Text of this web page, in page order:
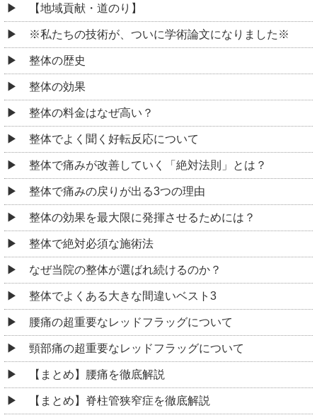
【地域貢献・道のり】
※私たちの技術が、ついに学術論文になりました※
整体の歴史
整体の効果
整体の料金はなぜ高い？
整体でよく聞く好転反応について
整体で痛みが改善していく「絶対法則」とは？
整体で痛みの戻りが出る3つの理由
整体の効果を最大限に発揮させるためには？
整体で絶対必須な施術法
なぜ当院の整体が選ばれ続けるのか？
整体でよくある大きな間違いベスト3
腰痛の超重要なレッドフラッグについて
頸部痛の超重要なレッドフラッグについて
【まとめ】腰痛を徹底解説
【まとめ】脊柱管狭窄症を徹底解説